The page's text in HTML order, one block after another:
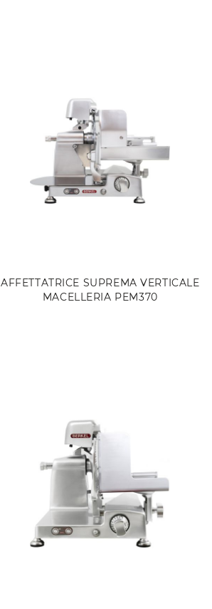
AFFETTATRICE SUPREMA VERTICALE
MACELLERIA PEM370